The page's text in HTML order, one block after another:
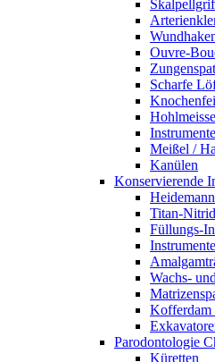
Ouvre-
Scharfe
Meißel /
Kanülen
Konservierende
Titan-
Füllungs-
Wachs-
Kofferdam
Parodontologie
Küretten